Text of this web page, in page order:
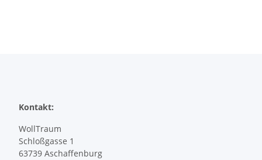
Kontakt:
WollTraum
Schloßgasse 1
63739 Aschaffenburg